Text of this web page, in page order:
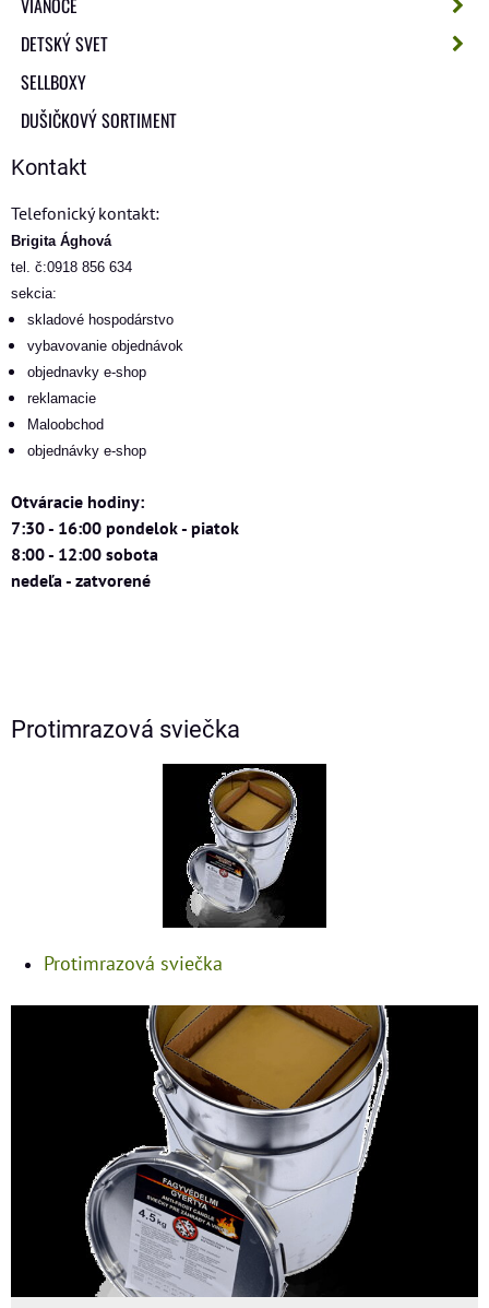
VIANOCE
DETSKÝ SVET
SELLBOXY
DUŠIČKOVÝ SORTIMENT
Kontakt
Telefonický kontakt:
Brigita Ághová
tel. č:0918 856 634
sekcia:
skladové hospodárstvo
vybavovanie objednávok
objednavky e-shop
reklamacie
Maloobchod
objednávky e-shop
Otváracie hodiny:
7:30 - 16:00 pondelok - piatok
8:00 - 12:00 sobota
nedeľa - zatvorené
Protimrazová sviečka
Protimrazová sviečka